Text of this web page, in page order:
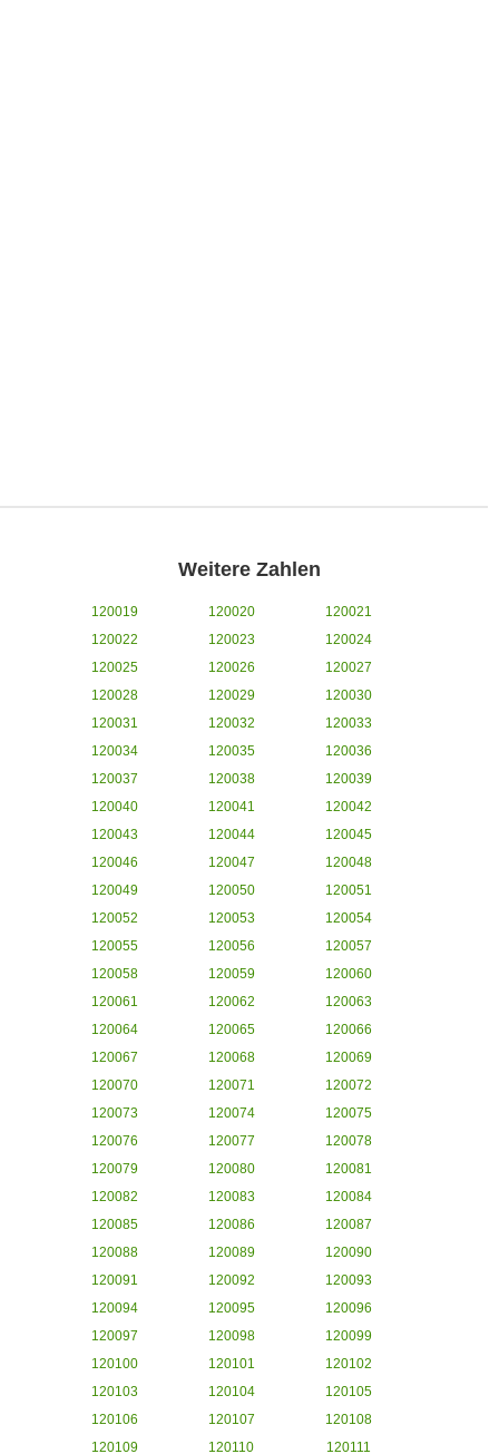
Weitere Zahlen
120019 120020
120021
120022
120023
120024
120025
120026
120027
120028
120029
120030
120031
120032
120033
120034
120035
120036
120037
120038
120039
120040
120041
120042
120043
120044
120045
120046
120047
120048
120049
120050
120051
120052
120053
120054
120055
120056
120057
120058
120059
120060
120061
120062
120063
120064
120065
120066
120067
120068
120069
120070
120071
120072
120073
120074
120075
120076
120077
120078
120079
120080
120081
120082
120083
120084
120085
120086
120087
120088
120089
120090
120091
120092
120093
120094
120095
120096
120097
120098
120099
120100
120101
120102
120103
120104
120105
120106
120107
120108
120109
120110 120111